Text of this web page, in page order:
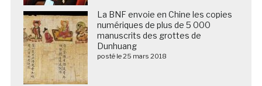
La BNF envoie en Chine les copies
numériques de plus de 5 000
manuscrits des grottes de
Dunhuang
posté le 25 mars 2018